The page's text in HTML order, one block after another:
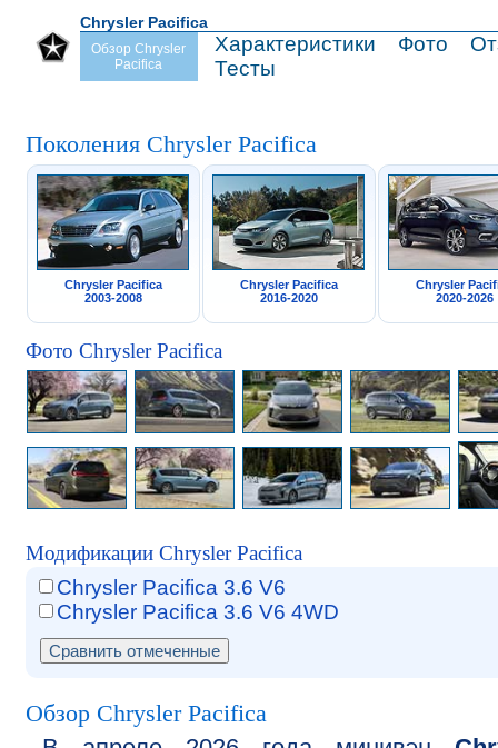
ПРОДАЖА
Chrysler Pacifica
Обзор Chrysler
Pacifica
Характеристики Фото
Тесты
Поколения Chrysler Pacifica
Chrysler Pacifica
2003-2008
Chrysler Pacifica
2016-2020
Chrysler
2020-2026
Фото Chrysler Pacifica
Модификации Chrysler Pacifica
Chrysler Pacifica 3.6 V6
Chrysler Pacifica 3.6 V6 4WD
Обзор Chrysler Pacifica